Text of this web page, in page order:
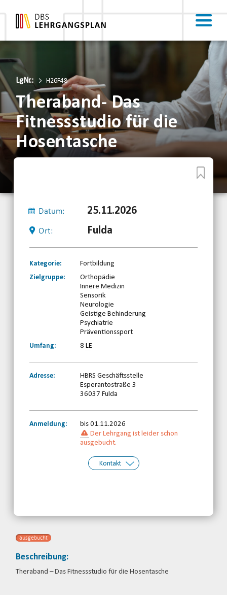
LgNr.: H26F48
Theraband- Das
Fitnessstudio für die
Hosentasche
Datum: 25.11.2026
Ort: Fulda
Kategorie:
Fortbildung
Zielgruppe:
Orthopädie
Innere Medizin
Sensorik
Neurologie
Geistige Behinderung
Psychiatrie
Präventionssport
Umfang:
8LE
Adresse:
HBRS Geschäftsstelle
Esperantostraße 3
36037 Fulda
Anmeldung:
bis 01.11.2026
Der Lehrgang ist leider schon
ausgebucht.
Kontakt
ausgebucht
Beschreibung:
Theraband – Das Fitnessstudio für die Hosentasche